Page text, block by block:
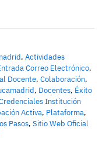
, Actividades
Correo Electrónico,
Docente, Colaboración,
, Docentes, Éxito
Institución
Activa, Plataforma,
Pasos, Sitio Web Oficial